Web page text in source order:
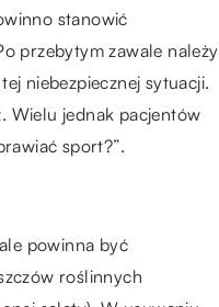
stanowić
przebytym zawale należy
niebezpiecznej sytuacji.
Wielu jednak pacjentów
sport?”.
powinna być
roślinnych